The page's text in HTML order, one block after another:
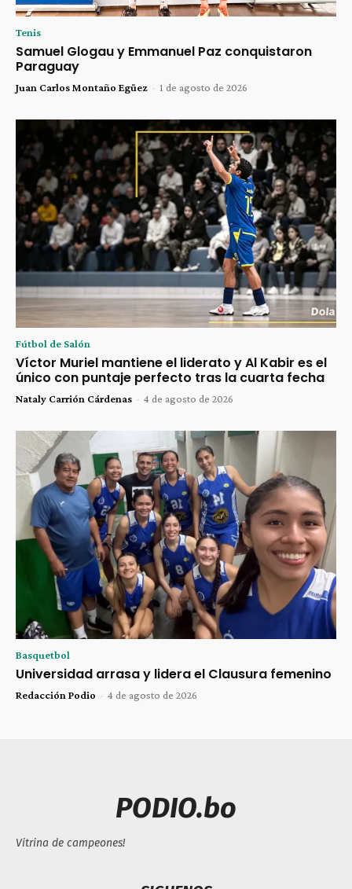
Tenis
Samuel Glogau y Emmanuel Paz conquistaron
Paraguay
Juan Carlos Montaño Egüez - 1 de agosto de 2026
Fútbol de Salón
Víctor Muriel mantiene el liderato y Al Kabir es el
único con puntaje perfecto tras la cuarta fecha
Nataly Carrión Cárdenas - 4 de agosto de 2026
Basquetbol
Universidad arrasa y lidera el Clausura femenino
Redacción Podio - 4 de agosto de 2026
PODIO.bo
Vitrina de campeones!